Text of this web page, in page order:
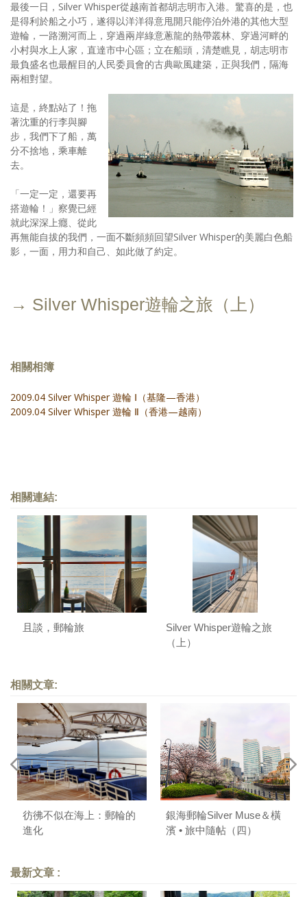
最後一日，Silver Whisper從越南首都胡志明市入港。驚喜的是，也
是得利於船之小巧，遂得以洋洋得意甩開只能停泊外港的其他大型
遊輪，一路溯河而上，穿過兩岸綠意蔥龍的熱帶叢林、穿過河畔的
小村與水上人家，直達市中心區；立在船頭，清楚瞧見，胡志明市
最負盛名也最醒目的人民委員會的古典歐風建築，正與我們，隔海
兩相對望。
這是，終點站了！拖
著沈重的行李與腳
步，我們下了船，萬
分不捨地，乘車離
去。
「一定一定，還要再
搭遊輪！」察覺已經
就此深深上癮、從此
再無能自拔的我們，一面不斷頻頻回望Silver Whisper的美麗白色船
影，一面，用力和自己、如此做了約定。
→ Silver Whisper遊輪之旅（上）
相關相簿
2009.04 Silver Whisper 遊輪 Ⅰ（基隆—香港）
2009.04 Silver Whisper 遊輪 Ⅱ（香港—越南）
相關連結:
且談，郵輪旅
Silver Whisper遊輪之旅
（上）
相關文章:
彷彿不似在海上：郵輪的
進化
銀海郵輪Silver Muse＆橫
濱 • 旅中隨帖（四）
最新文章 :